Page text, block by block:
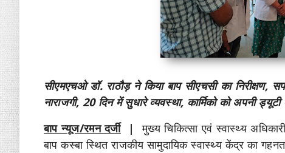
सीएमएचओ डॉ. राठौड़ ने किया बाप सीएचसी का निरीक्षण,
नाराजगी, 20 दिन में सुधारे व्यवस्था, कार्मिको को अपनी
बाप न्यूज/रमन दर्जी|मुख्य चिकित्सा एवं स्वास्थ्य
बाप कस्बा स्थित राजकीय सामुदायिक स्वास्थ्य केंद्र का